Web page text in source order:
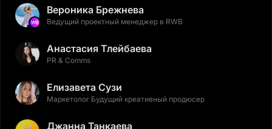
Вероника Брежнева
Ведущий проектный менеджер в RWB
Анастасия Тлейбаева
PR & Comms
Елизавета Сузи
Маркетолог Будущий креативный продюсер
Джанна Танкаева